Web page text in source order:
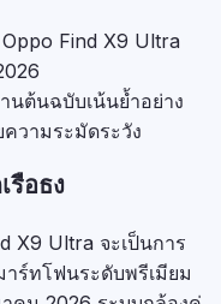
Find X9 Ultra
นต้นฉบับเน้นย้ำอย่าง
วามระมัดระวัง
รือธง
X9 Ultra จะเป็นการ
ร์ทโฟนระดับพรีเมียม